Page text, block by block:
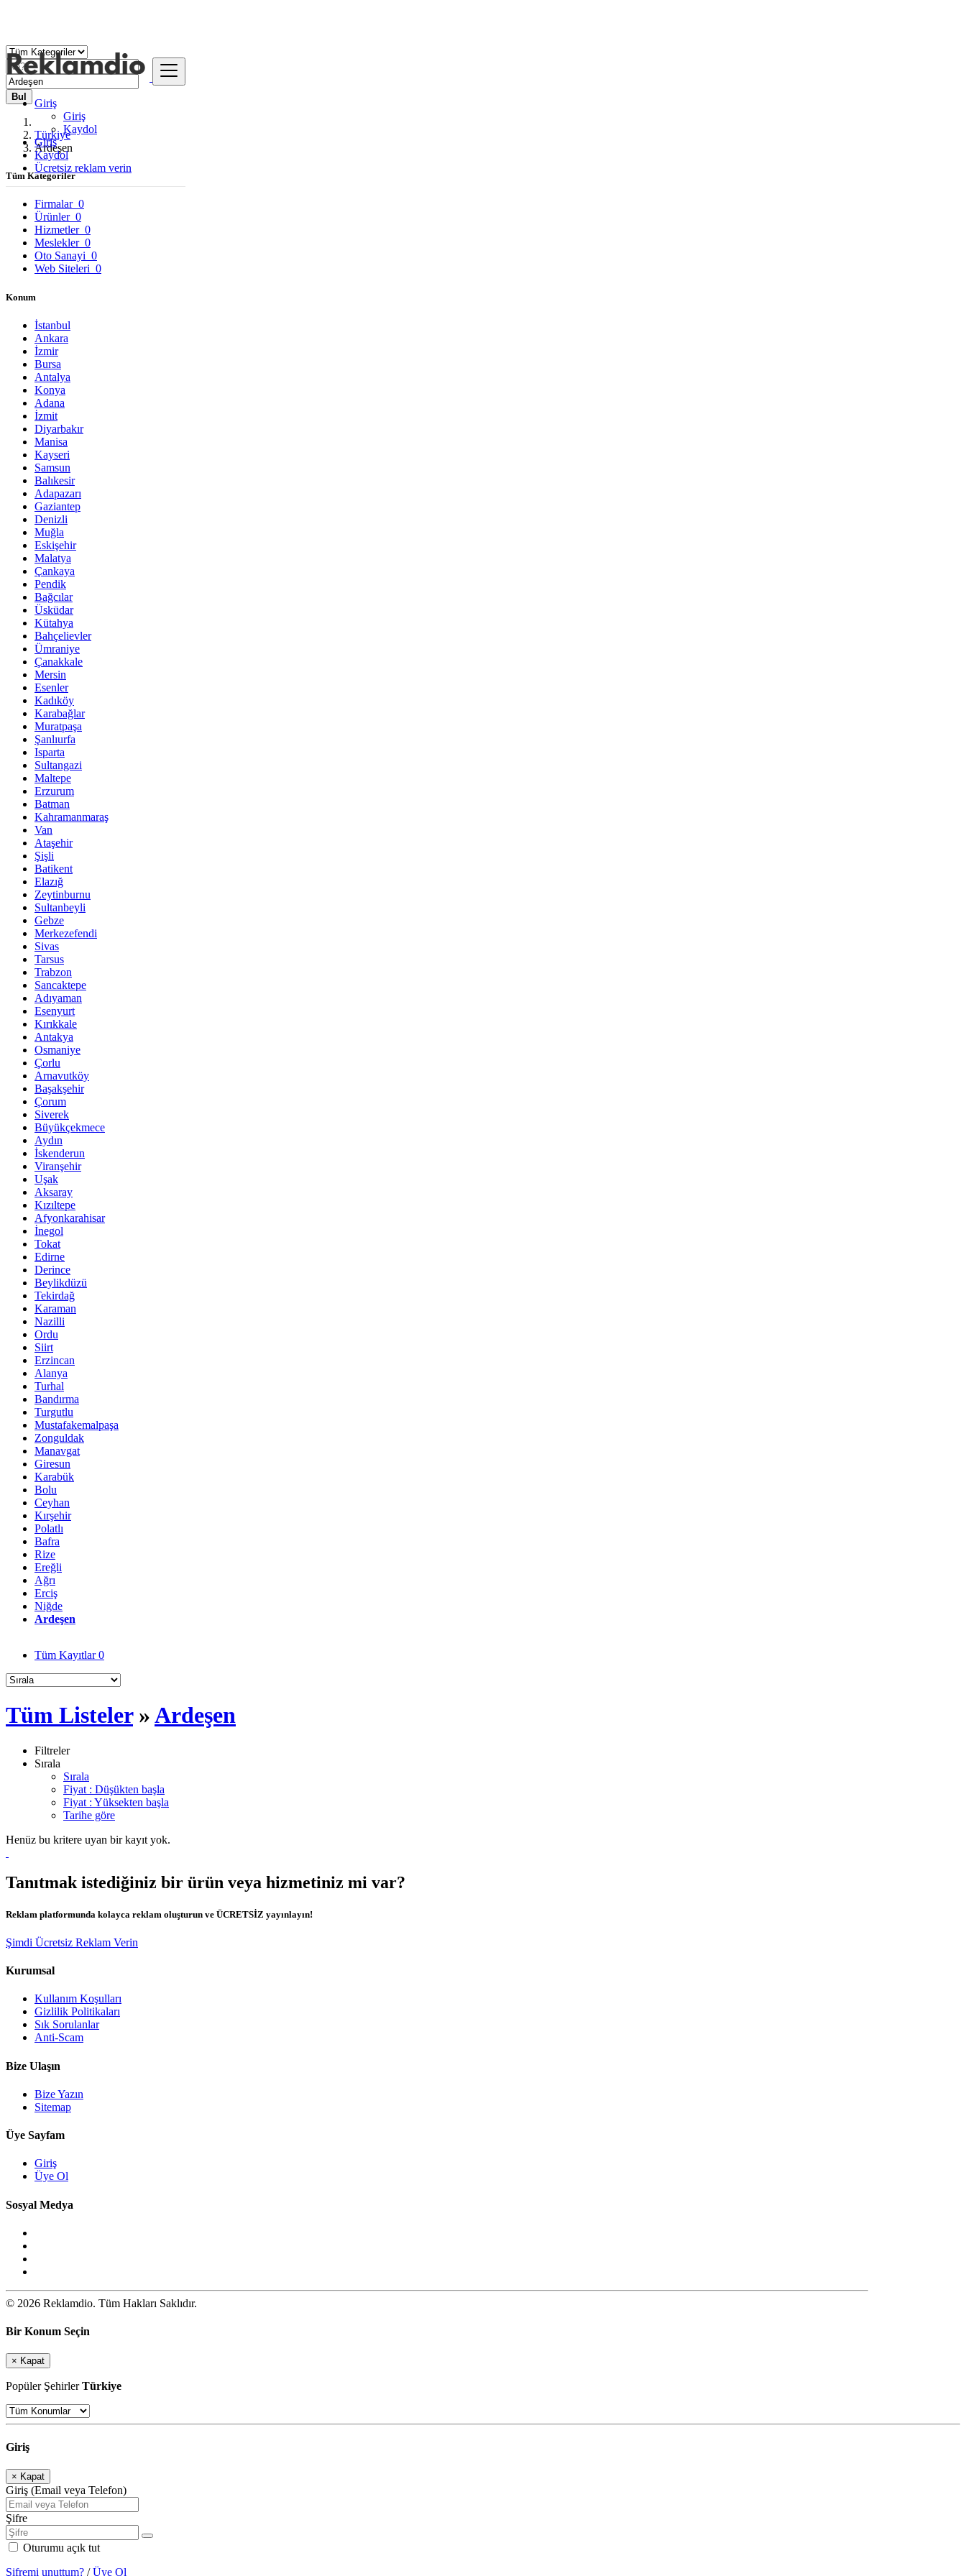
Giriş
Giriş
Kaydol
Giriş
Kaydol
Ücretsiz reklam verin
Bul
Türkiye
Ardeşen
Tüm Kategoriler
Firmalar 0
Ürünler 0
Hizmetler 0
Meslekler 0
Oto Sanayi 0
Web Siteleri 0
Konum
İstanbul
Ankara
İzmir
Bursa
Antalya
Konya
Adana
İzmit
Diyarbakır
Manisa
Kayseri
Samsun
Balıkesir
Adapazarı
Gaziantep
Denizli
Muğla
Eskişehir
Malatya
Çankaya
Pendik
Bağcılar
Üsküdar
Kütahya
Bahçelievler
Ümraniye
Çanakkale
Mersin
Esenler
Kadıköy
Karabağlar
Muratpaşa
Şanlıurfa
Isparta
Sultangazi
Maltepe
Erzurum
Batman
Kahramanmaraş
Van
Ataşehir
Şişli
Batikent
Elazığ
Zeytinburnu
Sultanbeyli
Gebze
Merkezefendi
Sivas
Tarsus
Trabzon
Sancaktepe
Adıyaman
Esenyurt
Kırıkkale
Antakya
Osmaniye
Çorlu
Arnavutköy
Başakşehir
Çorum
Siverek
Büyükçekmece
Aydın
İskenderun
Viranşehir
Uşak
Aksaray
Kızıltepe
Afyonkarahisar
İnegol
Tokat
Edirne
Derince
Beylikdüzü
Tekirdağ
Karaman
Nazilli
Ordu
Siirt
Erzincan
Alanya
Turhal
Bandırma
Turgutlu
Mustafakemalpaşa
Zonguldak
Manavgat
Giresun
Karabük
Bolu
Ceyhan
Kırşehir
Polatlı
Bafra
Rize
Ereğli
Ağrı
Erciş
Niğde
Ardeşen
Tüm Kayıtlar0
Tüm Listeler»Ardeşen
Filtreler
Sırala
Sırala
Fiyat : Düşükten başla
Fiyat : Yüksekten başla
Tarihe göre
Henüz bu kritere uyan bir kayıt yok.
Tanıtmak istediğiniz bir ürün veya hizmetiniz mi var?
Reklam platformunda kolayca reklam oluşturun ve ÜCRETSİZ yayınlayın!
Şimdi Ücretsiz Reklam Verin
Kurumsal
Kullanım Koşulları
Gizlilik Politikaları
Sık Sorulanlar
Anti-Scam
Bize Ulaşın
Bize Yazın
Sitemap
Üye Sayfam
Giriş
Üye Ol
Sosyal Medya
© 2026 Reklamdio. Tüm Hakları Saklıdır.
Bir Konum Seçin
× Kapat
Popüler ŞehirlerTürkiye
Giriş
× Kapat
Giriş (Email veya Telefon)
Şifre
Oturumu açık tut
Şifremi unuttum? /Üye Ol